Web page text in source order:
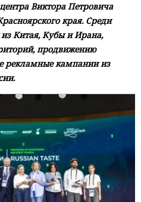
Виктора Петровича
края. Среди
Китая, Кубы и Ирана,
продвижению
рекламные кампании из